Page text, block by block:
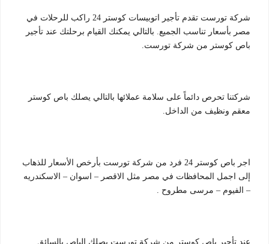
شركة تورست تقدم تأجير اتوبيسات كوستر 24 راكب للرحلات في
مصر بأسعار تناسب الجميع. بالتالي يمكنك القيام برحلتك عند تأجير
باص كوستر من شركة تورست.
شركتنا تحرص دائماً على سلامة عملائها بالتالي يصلك باص كوستر
معقم ونظيف من الداخل.
اجر باص كوستر 24 فرد من شركة تورست بأرخص الأسعار للذهاب
إلى اجمل المحافظات في مصر مثل الاقصر – اسوان – الاسكندريه
– الفيوم – مرسى مطروح .
عند تأجير باص كوستر من شركة تورست يصلك الباص بالسائق